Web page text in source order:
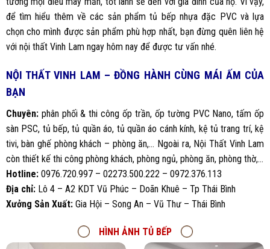
để tìm hiểu thêm về các sản phẩm tủ bếp nhựa đặc PVC và lựa
chọn cho mình được sản phẩm phù hợp nhất, bạn đừng quên liên hệ
với nội thất Vinh Lam ngay hôm nay để được tư vấn nhé.
NỘI THẤT VINH LAM – ĐỒNG HÀNH CÙNG MÁI ẤM CỦA
BẠN
Chuyên:phân phối & thi công ốp trần, ốp tường PVC Nano, tấm ốp
sàn PSC, tủ bếp, tủ quần áo, tủ quần áo cánh kính, kệ tủ trang trí, kệ
tivi, bàn ghế phòng khách – phòng ăn,… Ngoài ra, Nội Thất Vinh Lam
còn thiết kế thi công phòng khách, phòng ngủ, phòng ăn, phòng thờ,…
Hotline:0976.720.997 – 02273.500.222 – 0972.376.113
Địa chỉ:Lô 4 – A2 KDT Vũ Phúc – Doãn Khuê – Tp Thái Bình
Xưởng Sản Xuất:Gia Hội – Song An – Vũ Thư – Thái Bình
HÌNH ẢNH TỦ BẾP